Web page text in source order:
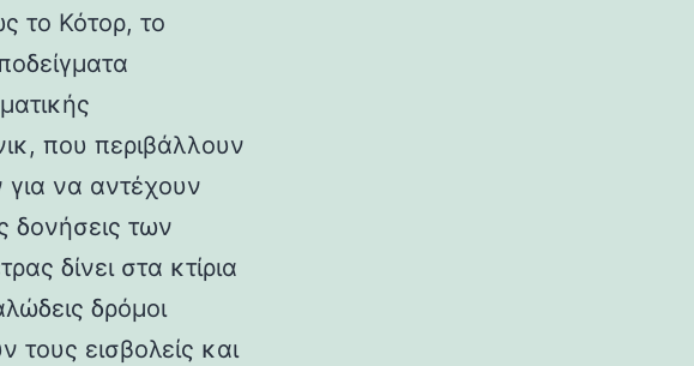
το Κότορ, το
που περιβάλλουν
να αντέχουν
δονήσεις των
δίνει στα κτίρια
δρόμοι
τους εισβολείς και